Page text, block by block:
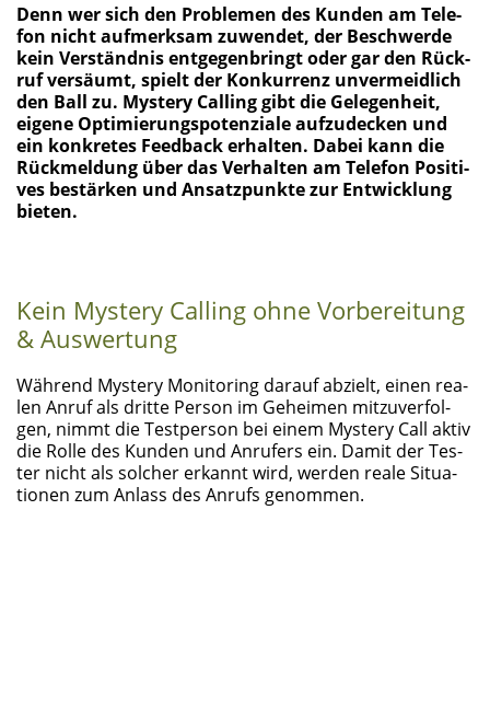
Denn wer sich den Pro­ble­men des Kun­den am Tele­
fon nicht auf­merk­sam zuwen­det, der Beschwer­de
kein Ver­ständ­nis ent­ge­gen­bringt oder gar den Rück­
ruf ver­säumt, spielt der Kon­kur­renz unver­meid­lich
den Ball zu. Mys­tery Cal­ling gibt die Gele­gen­heit,
eige­ne Opti­mie­rungs­po­ten­zia­le auf­zu­de­cken und
ein kon­kre­tes Feed­back erhal­ten. Dabei kann die
Rück­mel­dung über das Ver­hal­ten am Tele­fon Posi­ti­
ves bestär­ken und Ansatz­punk­te zur Ent­wick­lung
bieten.
Kein Mys­tery Cal­ling ohne Vor­be­rei­tung
& Auswertung
Wäh­rend Mys­tery Moni­to­ring dar­auf abzielt, einen rea­
len Anruf als drit­te Per­son im Gehei­men mit­zu­ver­fol­
gen, nimmt die Test­per­son bei einem Mys­tery Call aktiv
die Rol­le des Kun­den und Anru­fers ein. Damit der Tes­
ter nicht als sol­cher erkannt wird, wer­den rea­le Situa­
tio­nen zum Anlass des Anrufs genommen.